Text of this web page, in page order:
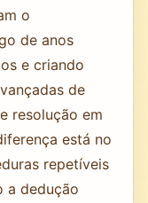
o
de anos
e criando
de
resolução em
está no
repetíveis
a dedução